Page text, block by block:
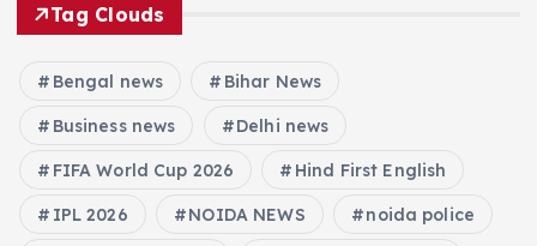
Tag Clouds
Bengal news Bihar News
Business news Delhi news
FIFA World Cup 2026 Hind First English
IPL 2026 NOIDA NEWS noida police